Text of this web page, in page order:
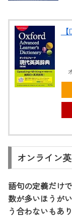
オンライン
語句の定義だけ
数が多いほうが
う合わないもあ